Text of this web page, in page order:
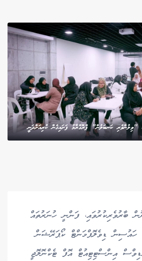
ބާރުވެރިކުރުވައި، ފަންނީ ހުނަރުތައް
ހައުސިން ޑިވެލޮޕްމަންޓް ކޯޕަރޭޝަން
އިންސްޓިޓިއުޓް އޮފް ޓެކްނޮލޮޖީ